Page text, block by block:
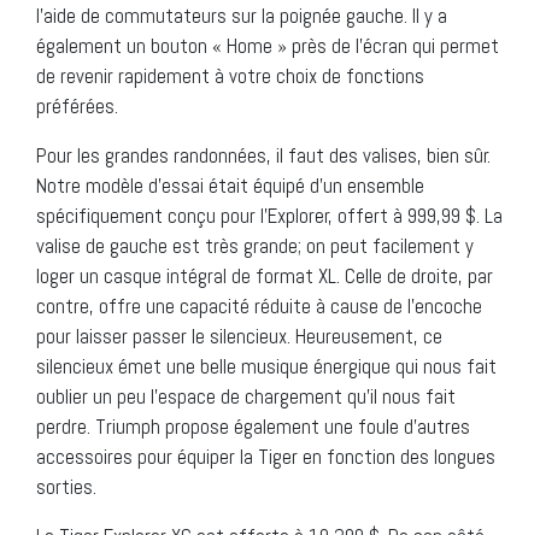
l’aide de commutateurs sur la poignée gauche. Il y a
également un bouton « Home » près de l’écran qui permet
de revenir rapidement à votre choix de fonctions
préférées.
Pour les grandes randonnées, il faut des valises, bien sûr.
Notre modèle d’essai était équipé d’un ensemble
spécifiquement conçu pour l’Explorer, offert à 999,99 $. La
valise de gauche est très grande; on peut facilement y
loger un casque intégral de format XL. Celle de droite, par
contre, offre une capacité réduite à cause de l’encoche
pour laisser passer le silencieux. Heureusement, ce
silencieux émet une belle musique énergique qui nous fait
oublier un peu l’espace de chargement qu’il nous fait
perdre. Triumph propose également une foule d’autres
accessoires pour équiper la Tiger en fonction des longues
sorties.